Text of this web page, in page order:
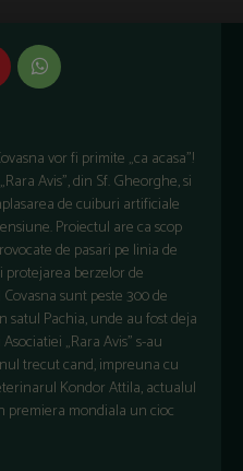
vor fi primite „ca acasa”!
Avis”, din Sf. Gheorghe, si
de cuiburi artificiale
Proiectul are ca scop
de pasari pe linia de
berzelor de
sunt peste 300 de
satul Pachia, unde au fost deja
„Rara Avis” s-au
trecut cand, impreuna cu
Kondor Attila, actualul
premiera mondiala un cioc